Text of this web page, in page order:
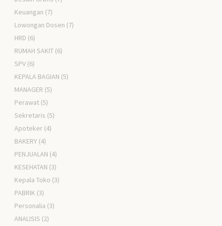
Keuangan (7)
Lowongan Dosen (7)
HRD (6)
RUMAH SAKIT (6)
SPV (6)
KEPALA BAGIAN (5)
MANAGER (5)
Perawat (5)
Sekretaris (5)
Apoteker (4)
BAKERY (4)
PENJUALAN (4)
KESEHATAN (3)
Kepala Toko (3)
PABRIK (3)
Personalia (3)
ANALISIS (2)